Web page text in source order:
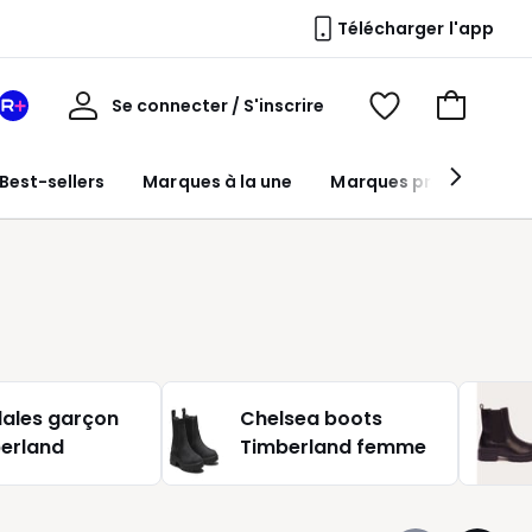
Télécharger l'app
Best-sellers Marques à la une Marques premium
Mon
Redoute
Se connecter / S'inscrire
Mon
Voir
Voir
panier
garçon
Chelsea boots
Timberland femme